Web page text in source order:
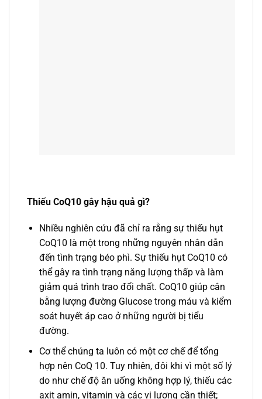
Thiếu CoQ10 gây hậu quả gì?
Nhiều nghiên cứu đã chỉ ra rằng sự thiếu hụt
CoQ10 là một trong những nguyên nhân dẫn
đến tình trạng béo phì. Sự thiếu hụt CoQ10 có
thể gây ra tình trạng năng lượng thấp và làm
giảm quá trình trao đổi chất. CoQ10 giúp cân
bằng lượng đường Glucose trong máu và kiểm
soát huyết áp cao ở những người bị tiểu
đường.
Cơ thể chúng ta luôn có một cơ chế để tổng
hợp nên CoQ 10. Tuy nhiên, đôi khi vì một số lý
do như chế độ ăn uống không hợp lý, thiếu các
axit amin, vitamin và các vi lượng cần thiết;